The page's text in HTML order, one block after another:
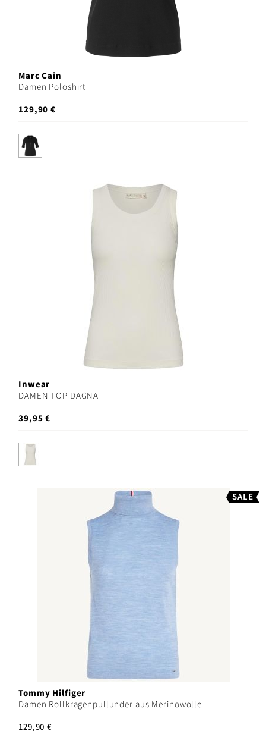
Marc Cain
Damen Poloshirt
129,90 €
Inwear
DAMEN TOP DAGNA
39,95 €
SALE
Tommy Hilfiger
Damen Rollkragenpullunder aus Merinowolle
129,90 €